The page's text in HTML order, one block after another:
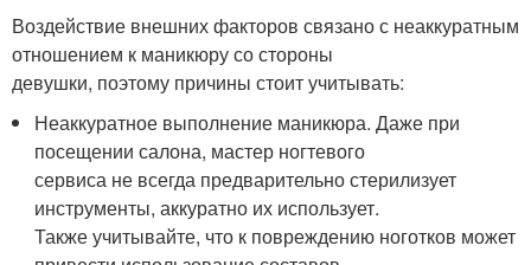
Воздействие внешних факторов связано с неаккуратным
отношением к маникюру со стороны
девушки, поэтому причины стоит учитывать:
Неаккуратное выполнение маникюра. Даже при
посещении салона, мастер ногтевого
сервиса не всегда предварительно стерилизует
инструменты, аккуратно их использует.
Также учитывайте, что к повреждению ноготков может